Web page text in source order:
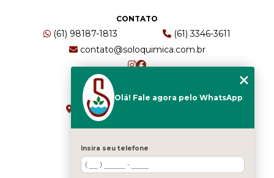
CONTATO
(61) 98187-1813
(61) 3346-3611
contato@soloquimica.com.br
ENDEREÇO
CRS 511 Sul, Bl B, Sl 49 - Asa Sul
Brasília - DF - CEP: 70361-520
HOME
Olá! Fale agora pelo WhatsApp
Insira seu telefone